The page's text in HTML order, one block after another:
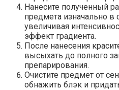
Нанесите полученный
предмета изначально в
увеличивая
эффект градиента.
После нанесения
высыхать до полного
препарирования.
Очистите предмет от
обнажить блэк и